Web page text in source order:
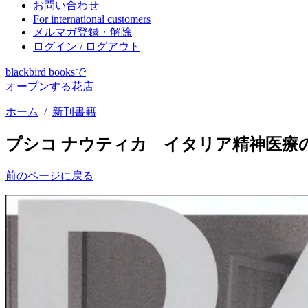
お問い合わせ
For international customers
メルマガ登録・解除
ログイン / ログアウト
blackbird booksで
オープンする花店
ホーム / 新刊書籍
プシコ ナウティカ イタリア精神医療
前のページに戻る